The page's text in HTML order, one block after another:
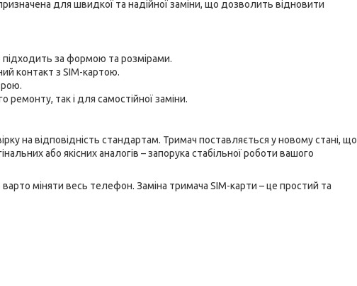
для швидкої та надійної заміни, що дозволить відновити
підходить за формою та розмірами.
контакт з SIM-картою.
так і для самостійної заміни.
на відповідність стандартам. Тримач поставляється у новому стані, що
або якісних аналогів – запорука стабільної роботи вашого
міняти весь телефон. Заміна тримача SIM-карти – це простий та